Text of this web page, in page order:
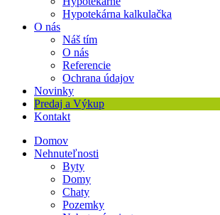
Hypotekárna kalkulačka
O nás
Náš tím
O nás
Referencie
Ochrana údajov
Novinky
Predaj a Výkup
Kontakt
Domov
Nehnuteľnosti
Byty
Domy
Chaty
Pozemky